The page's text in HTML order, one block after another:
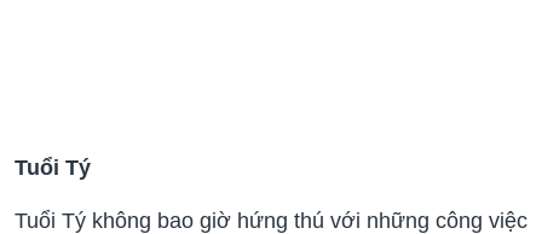
Tuổi Tý
Tuổi Tý không bao giờ hứng thú với những công việc